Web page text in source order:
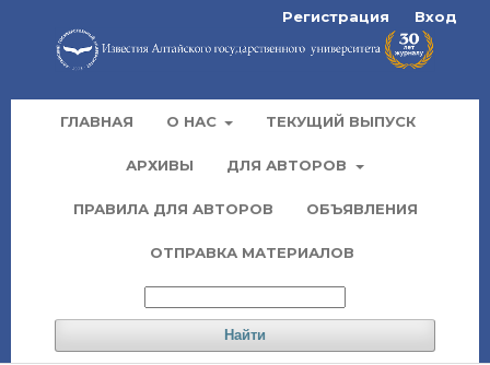
ГЛАВНАЯ О НАС ТЕКУЩИЙ ВЫПУСК
АРХИВЫ ДЛЯ АВТОРОВ
ПРАВИЛА ДЛЯ АВТОРОВ ОБЪЯВЛЕНИЯ
ОТПРАВКА МАТЕРИАЛОВ
Найти
Регистрация Вход